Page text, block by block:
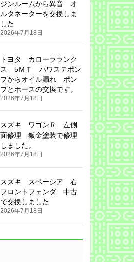
ジンルームから異音 オ
ルタネーターを交換しま
した
2026年7月18日
トヨタ カローラランク
ス 5ＭＴ パワステポン
プからオイル漏れ ポン
プとホースの交換です。
2026年7月18日
スズキ ワゴンＲ 左側
面修理 鈑金塗装で修理
しました。
2026年7月18日
スズキ スペーシア 右
フロントフェンダ 中古
で交換しました
2026年7月18日